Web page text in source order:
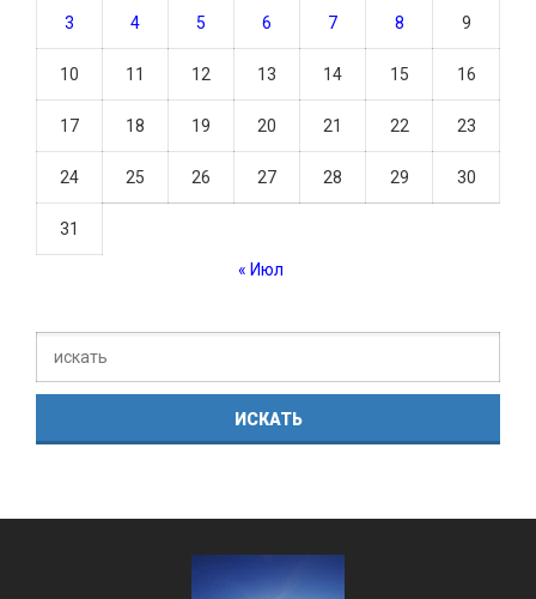
3 4 5 6 7 8 9
10 11 12 13 14 15 16
17 18 19 20 21 22 23
24 25 26 27 28 29 30
31
« Июл